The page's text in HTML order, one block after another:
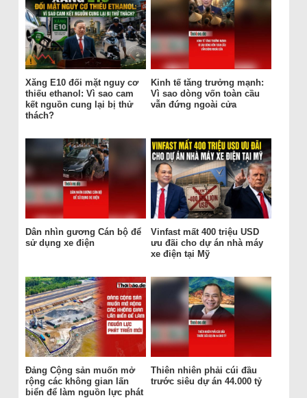
Xăng E10 đối mặt nguy cơ
thiếu ethanol: Vì sao cam
kết nguồn cung lại bị thử
thách?
Kinh tế tăng trưởng mạnh:
Vì sao dòng vốn toàn cầu
vẫn đứng ngoài cửa
Dân nhìn gương Cán bộ để
sử dụng xe điện
Vinfast mất 400 triệu USD
ưu đãi cho dự án nhà máy
xe điện tại Mỹ
Đảng Cộng sản muốn mở
rộng các không gian lấn
biển để làm nguồn lực phát
Thiên nhiên phải cúi đầu
trước siêu dự án 44.000 tỷ